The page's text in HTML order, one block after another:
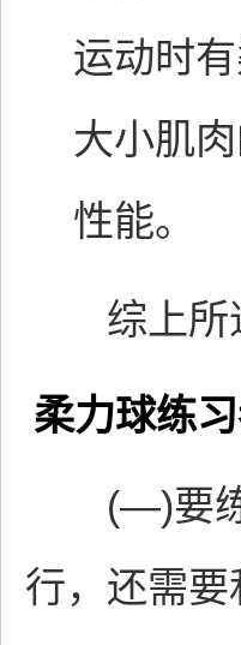
运动时
大小肌
性能。
综上所述
柔力球练
(—)要练
行，还需